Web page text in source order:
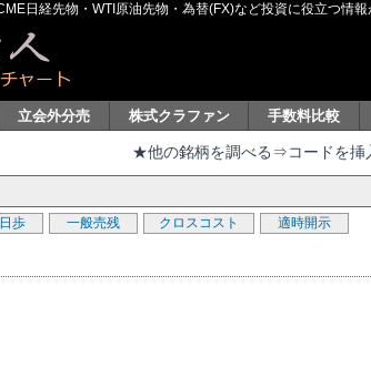
日経先物・WTI原油先物・為替(FX)など投資に役立つ情
立会外分売 株式クラファン 手数料比較
★他の銘柄を調べる⇒コードを挿
歩 一般売残 クロスコスト 適時開示